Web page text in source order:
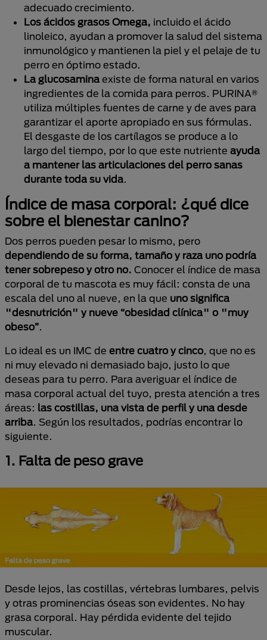
adecuado crecimiento.
Los ácidos grasos Omega, incluido el ácido
linoleico, ayudan a promover la salud del sistema
inmunológico y mantienen la piel y el pelaje de tu
perro en óptimo estado.
La glucosamina existe de forma natural en varios
ingredientes de la comida para perros. PURINA®
utiliza múltiples fuentes de carne y de aves para
garantizar el aporte apropiado en sus fórmulas.
El desgaste de los cartílagos se produce a lo
largo del tiempo, por lo que este nutriente ayuda
a mantener las articulaciones del perro sanas
durante toda su vida.
Índice de masa corporal: ¿qué dice
sobre el bienestar canino?
Dos perros pueden pesar lo mismo, pero
dependiendo de su forma, tamaño y raza uno podría
tener sobrepeso y otro no. Conocer el índice de masa
corporal de tu mascota es muy fácil: consta de una
escala del uno al nueve, en la que uno significa
"desnutrición" y nueve “obesidad clínica" o "muy
obeso”.
Lo ideal es un IMC de entre cuatro y cinco, que no es
ni muy elevado ni demasiado bajo, justo lo que
deseas para tu perro. Para averiguar el índice de
masa corporal actual del tuyo, presta atención a tres
áreas: las costillas, una vista de perfil y una desde
arriba. Según los resultados, podrías encontrar lo
siguiente.
1. Falta de peso grave
Desde lejos, las costillas, vértebras lumbares, pelvis
y otras prominencias óseas son evidentes. No hay
grasa corporal. Hay pérdida evidente del tejido
muscular.